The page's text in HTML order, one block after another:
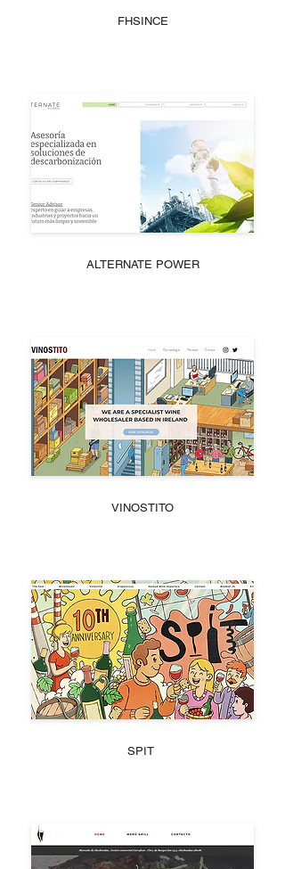
FHSINCE
ALTERNATE POWER
VINOSTITO
SPIT